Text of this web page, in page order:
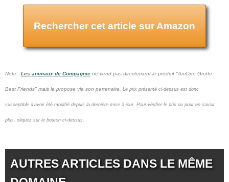
Rechercher cet article sur Amazon
Note : Les animaux de Compagnie ne vend pas directement le produit "AniOne Grotte
Best Friends" mais le propose via son partenaire. Le prix présenté ci-dessus est donc
susceptible d'avoir été modifié depuis la dernière mise à jour. Pour vérifier le prix ou pour en savoir
plus, cliquez sur le bouton ci-dessus.
AUTRES ARTICLES DANS LE MÊME